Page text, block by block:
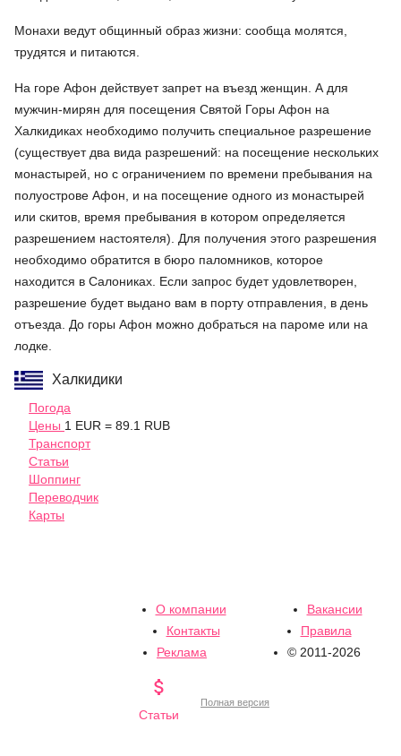
Монахи ведут общинный образ жизни: сообща молятся,
трудятся и питаются.
На горе Афон действует запрет на въезд женщин. А для
мужчин-мирян для посещения Святой Горы Афон на
Халкидиках необходимо получить специальное разрешение
(существует два вида разрешений: на посещение нескольких
монастырей, но с ограничением по времени пребывания на
полуострове Афон, и на посещение одного из монастырей
или скитов, время пребывания в котором определяется
разрешением настоятеля). Для получения этого разрешения
необходимо обратится в бюро паломников, которое
находится в Салониках. Если запрос будет удовлетворен,
разрешение будет выдано вам в порту отправления, в день
отъезда. До горы Афон можно добраться на пароме или на
лодке.
Халкидики
Погода
Цены 1 EUR = 89.1 RUB
Транспорт
Статьи
Шоппинг
Переводчик
Карты
О компании
Вакансии
Контакты
Правила
Реклама
© 2011-2026

Статьи
Полная версия